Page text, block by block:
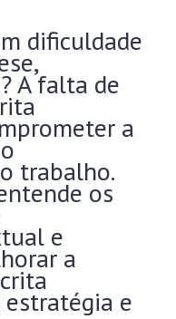
dificuldade
A falta de
a
trabalho.
os
e
a
e